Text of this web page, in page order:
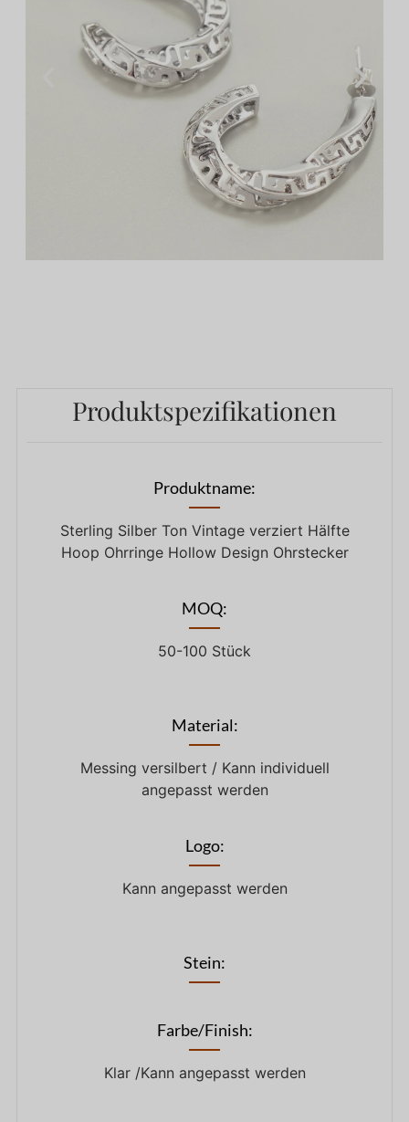
Produktspezifikationen
Produktname:
Sterling Silber Ton Vintage verziert Hälfte
Hoop Ohrringe Hollow Design Ohrstecker
MOQ:
50-100 Stück
Material:
Messing versilbert / Kann individuell
angepasst werden
Logo:
Kann angepasst werden
Stein:
Farbe/Finish:
Klar /Kann angepasst werden